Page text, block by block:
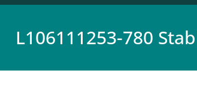
L106111253-780